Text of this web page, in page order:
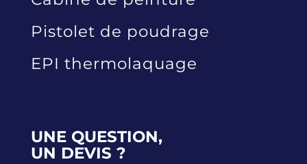
Pistolet de poudrage
EPI thermolaquage
UNE QUESTION,
UN DEVIS ?